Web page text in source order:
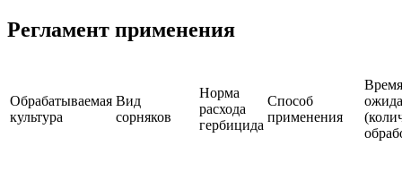
Регламент применения
Обрабатываемая
культура
Вид
сорняков
Норма
расхода
гербицида
Способ
применения
Время